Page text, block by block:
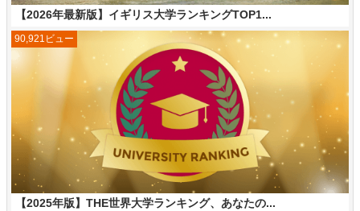
【2026年最新版】イギリス大学ランキングTOP1...
【2025年版】THE世界大学ランキング、あなたの...
90,921ビュー